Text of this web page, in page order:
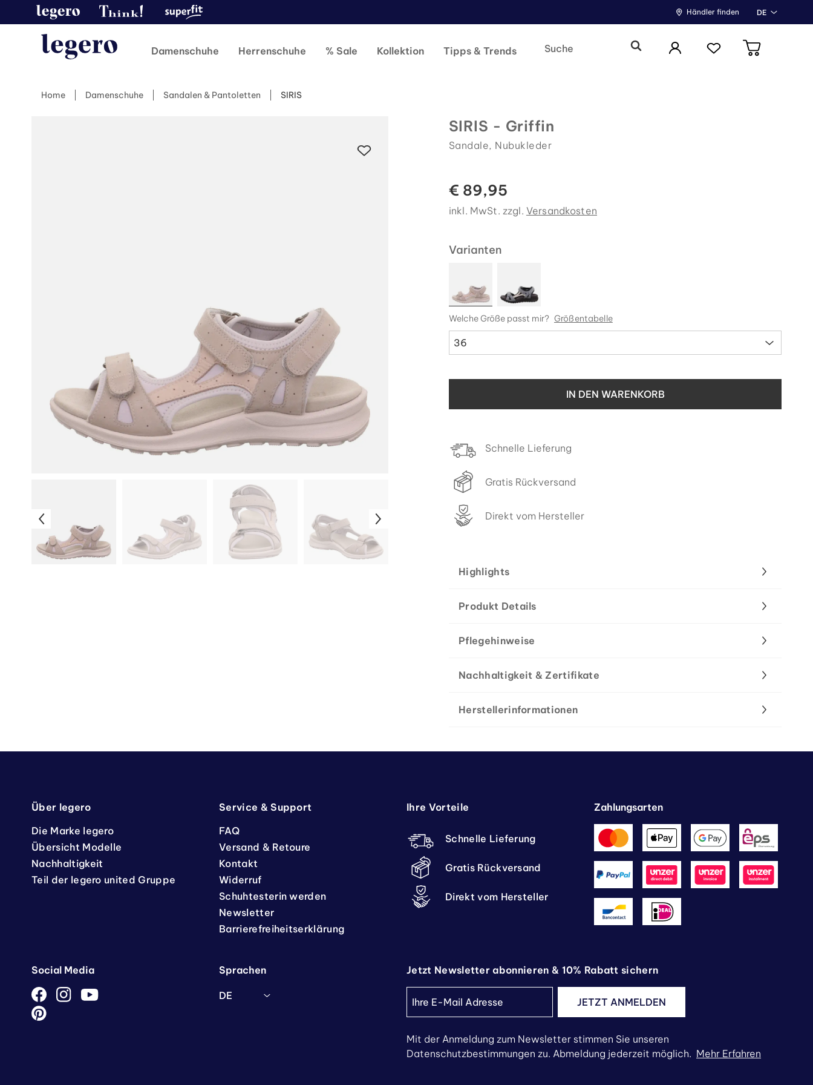
Händler finden DE
Damenschuhe Herrenschuhe % Sale Kollektion Tipps & Trends
Home Damenschuhe Sandalen & Pantoletten SIRIS
SIRIS - Griffin
Sandale, Nubukleder
€ 89,95
inkl. MwSt. zzgl. Versandkosten
Varianten
Welche Größe passt mir? Größentabelle
36
IN DEN WARENKORB
Schnelle Lieferung
Gratis Rückversand
Direkt vom Hersteller
Highlights
Produkt Details
Pflegehinweise
Nachhaltigkeit & Zertifikate
Herstellerinformationen
Über legero
Die Marke legero
Übersicht Modelle
Nachhaltigkeit
Teil der legero united Gruppe
Service & Support
FAQ
Versand & Retoure
Kontakt
Widerruf
Schuhtesterin werden
Newsletter
Barrierefreiheitserklärung
Ihre Vorteile
Schnelle Lieferung
Gratis Rückversand
Direkt vom Hersteller
Zahlungsarten
Social Media Sprachen
DE
Jetzt Newsletter abonnieren & 10% Rabatt sichern
JETZT ANMELDEN
Mit der Anmeldung zum Newsletter stimmen Sie unseren
Datenschutzbestimmungen zu. Abmeldung jederzeit möglich. Mehr Erfahren